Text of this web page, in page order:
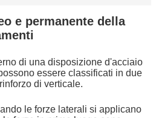
e permanente della
di una disposizione d'acciaio
essere classificati in due
di verticale.
le forze laterali si applicano